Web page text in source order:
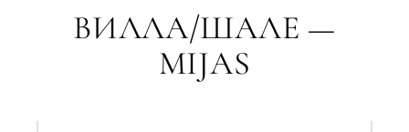
ВИЛЛА/ШАЛЕ —
MIJAS